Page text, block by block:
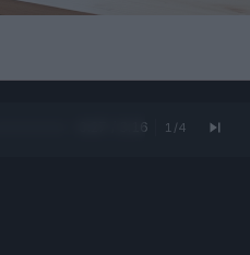
0:28 / 3:16 1 /4